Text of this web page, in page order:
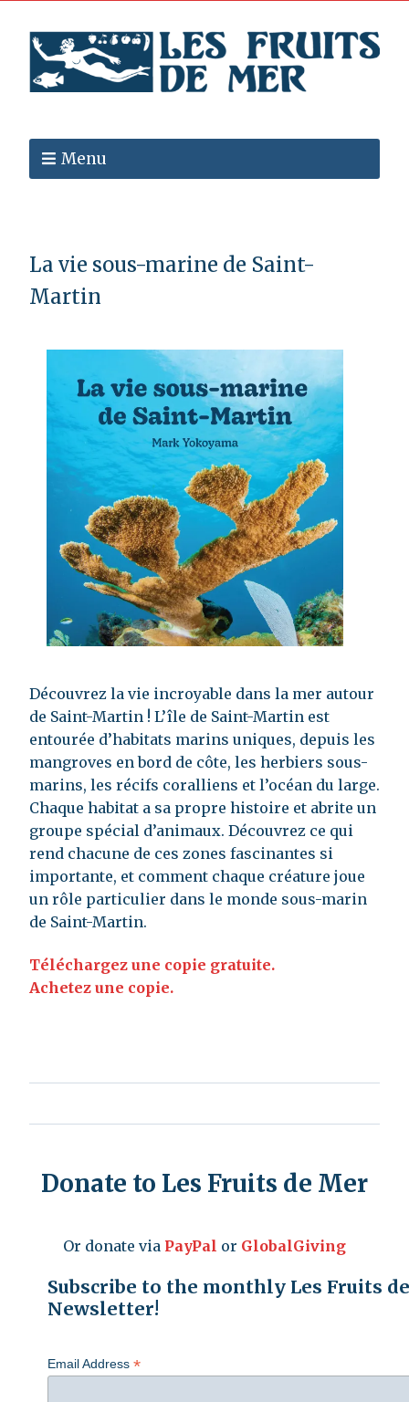
Menu
La vie sous-marine de Saint-
Martin
Découvrez la vie incroyable dans la mer autour
de Saint-Martin ! L’île de Saint-Martin est
entourée d’habitats marins uniques, depuis les
mangroves en bord de côte, les herbiers sous-
marins, les récifs coralliens et l’océan du large.
Chaque habitat a sa propre histoire et abrite un
groupe spécial d’animaux. Découvrez ce qui
rend chacune de ces zones fascinantes si
importante, et comment chaque créature joue
un rôle particulier dans le monde sous-marin
de Saint-Martin.
Téléchargez une copie gratuite.
Achetez une copie.
Donate to Les Fruits de Mer
Or donate via PayPal or GlobalGiving
Subscribe to the monthly Les Fruits
Newsletter!
Email Address *